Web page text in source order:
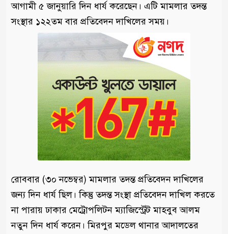
আগামী ৫ জানুয়ারি দিন ধার্য করেছেন। এটি মামলার তদন্ত
সংস্থার ১২২তম বার প্রতিবেদন দাখিলের সময়।
রোববার (৩০ নভেম্বর) মামলার তদন্ত প্রতিবেদন দাখিলের
জন্য দিন ধার্য ছিল। কিন্তু তদন্ত সংস্থা প্রতিবেদন দাখিল করতে
না পারায় ঢাকার মেট্রোপলিটন ম্যাজিস্ট্রেট মাহবুব আলম
নতুন দিন ধার্য করেন। মিরপুর মডেল থানার আদালতের